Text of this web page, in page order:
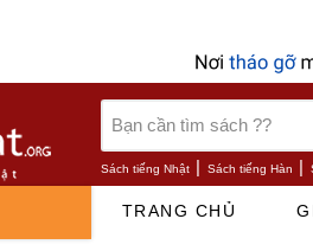
Sách tiếng Nhật | Sách tiếng Hàn |
TRANG CHỦ